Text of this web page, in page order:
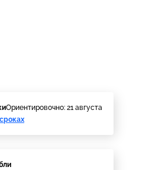
Ориентировочно: 21 августа